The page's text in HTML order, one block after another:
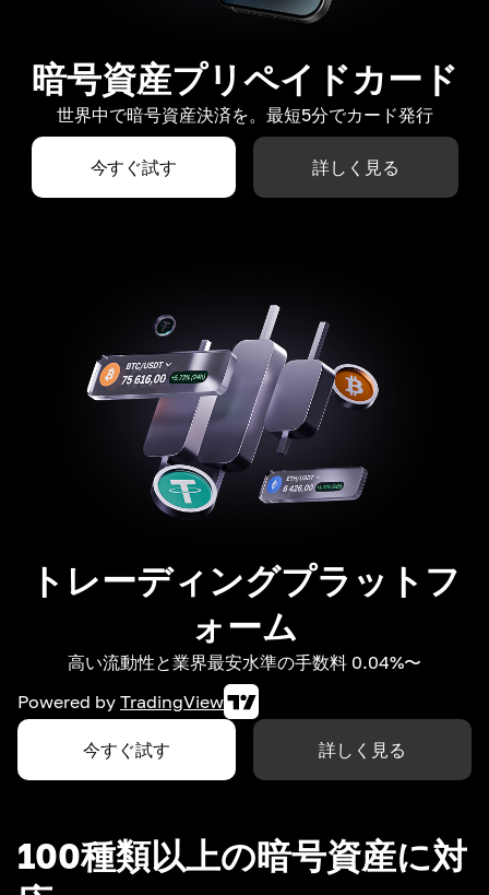
暗号資産プリペイドカード
世界中で暗号資産決済を。最短5分でカード発行
今すぐ試す 詳しく見る
トレーディングプラットフ
ォーム
高い流動性と業界最安水準の手数料 0.04%〜
Powered by TradingView
今すぐ試す 詳しく見る
100種類以上の暗号資産に対